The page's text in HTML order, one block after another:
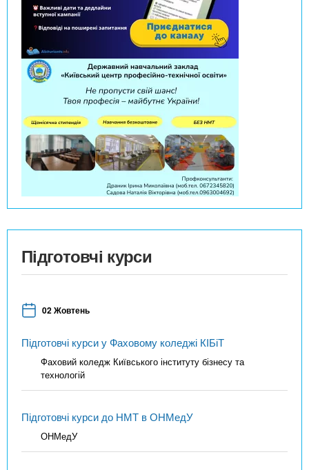
Підготовчі курси
02 Жовтень
Підготовчі курси у Фаховому коледжі КІБіТ
Фаховий коледж Київського інституту бізнесу та
технологій
Підготовчі курси до НМТ в ОНМедУ
ОНМедУ